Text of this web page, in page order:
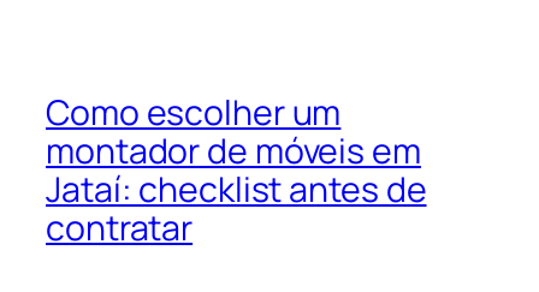
Como escolher um
montador de móveis em
Jataí: checklist antes de
contratar